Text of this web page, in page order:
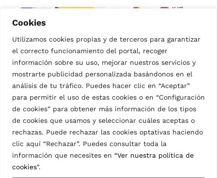
Cookies
Utilizamos cookies propias y de terceros para garantizar
el correcto funcionamiento del portal, recoger
información sobre su uso, mejorar nuestros servicios y
mostrarte publicidad personalizada basándonos en el
análisis de tu tráfico. Puedes hacer clic en “Aceptar”
para permitir el uso de estas cookies o en “Configuración
de cookies” para obtener más información de los tipos
de cookies que usamos y seleccionar cuáles aceptas o
rechazas. Puede rechazar las cookies optativas haciendo
clic aquí “Rechazar”. Puedes consultar toda la
información que necesites en “Ver nuestra política de
cookies".
© CÁRNICAS IBÉRICAS MOZARBEZ S.L.
CTRA. NACIONAL GIJÓN-SEVILLA KM. 352.6 – 37796
MOZÁRBEZ. SALAMANCA
TEL. +34 923 373 100
AVISO LEGAL